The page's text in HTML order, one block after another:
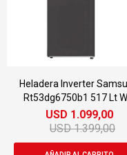
Heladera Inverter
Rt53dg6750b1 517 Lt
Dimm
USD 1.099,00
USD 1.399,00